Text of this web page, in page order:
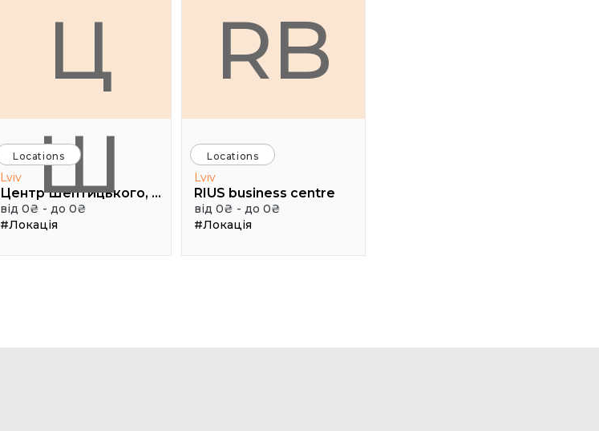
Ц
Ш
Locations
Lviv
Центр Шептицького, 1 поверх, паркова аудиторія
від 0₴ - до 0₴
#Локація
RB
Locations
Lviv
RIUS business centre
від 0₴ - до 0₴
#Локація